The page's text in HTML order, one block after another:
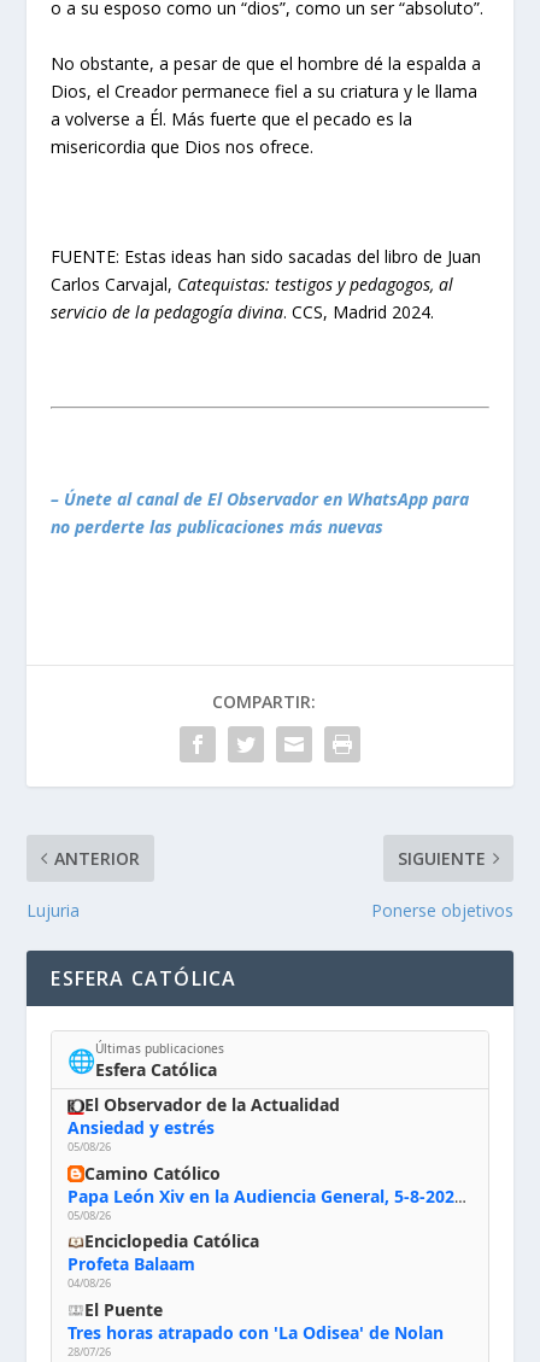
o a su esposo como un “dios”, como un ser “absoluto”.
No obstante, a pesar de que el hombre dé la espalda a
Dios, el Creador permanece fiel a su criatura y le llama
a volverse a Él. Más fuerte que el pecado es la
misericordia que Dios nos ofrece.
FUENTE: Estas ideas han sido sacadas del libro de Juan
Carlos Carvajal, Catequistas: testigos y pedagogos, al
servicio de la pedagogía divina. CCS, Madrid 2024.
– Únete al canal de El Observador en WhatsApp para
no perderte las publicaciones más nuevas
COMPARTIR:
ANTERIOR
Lujuria
SIGUIENTE
Ponerse objetivos
ESFERA CATÓLICA
🌐Últimas publicaciones
Esfera Católica
El Observador de la Actualidad
Ansiedad y estrés
05/08/26
Camino Católico
Papa León Xiv en la Audiencia General, 5-8-2026: «Dios en el primer puesto; la oración, nuestra primera obligación; la liturgia, la primera fuente de la vida divina que se nos comunica, la primera escuela de nuestra vida espiritual»
05/08/26
Enciclopedia Católica
Profeta Balaam
04/08/26
El Puente
Tres horas atrapado con 'La Odisea' de Nolan
28/07/26